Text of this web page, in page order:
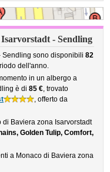
- Sendling
Sendling sono disponibili 82
dell'anno.
in un albergo a
è di85 €, trovato
, offerto da
Baviera zona Isarvorstadt
Golden Tulip, Comfort,
a Monaco di Baviera zona